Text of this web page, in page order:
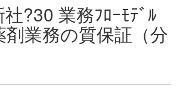
?30 業務ﾌﾛｰﾓﾃﾞﾙ
剤業務の質保証（分